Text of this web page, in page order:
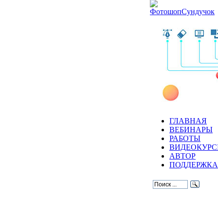
ГЛАВНАЯ
ВЕБИНАРЫ
РАБОТЫ
АВТОР
ПОДДЕРЖКА